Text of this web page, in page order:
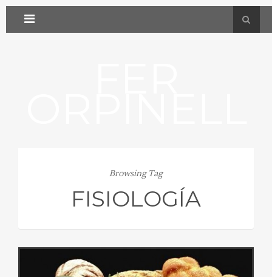
Browsing Tag
FISIOLOGÍA